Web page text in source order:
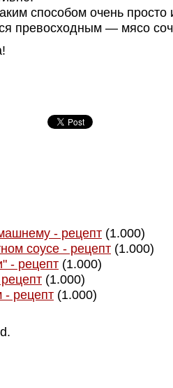
способом очень просто
превосходным — мясо
- рецепт (1.000)
соусе - рецепт (1.000)
- рецепт (1.000)
(1.000)
- рецепт (1.000)